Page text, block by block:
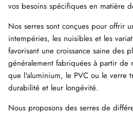
vos besoins spécifiques en matière
Nos serres sont conçues pour offrir
intempéries, les nuisibles et les
favorisant une croissance saine des
généralement fabriquées à partir de
que l'aluminium, le PVC ou le verre
durabilité et leur longévité.
Nous proposons des serres de